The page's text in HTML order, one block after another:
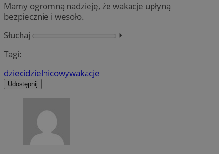
Mamy ogromną nadzieję, że wakacje upłyną
bezpiecznie i wesoło.
Słuchaj
⏵︎
Tagi:
dziecidzielnicowywakacje
Udostępnij